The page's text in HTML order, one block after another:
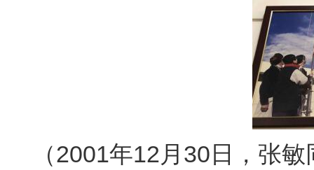
（2001年12月30日，张